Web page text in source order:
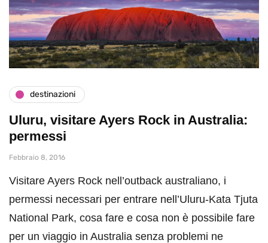
destinazioni
Uluru, visitare Ayers Rock in Australia:
permessi
Febbraio 8, 2016
Visitare Ayers Rock nell’outback australiano, i
permessi necessari per entrare nell’Uluru-Kata Tjuta
National Park, cosa fare e cosa non è possibile fare
per un viaggio in Australia senza problemi ne